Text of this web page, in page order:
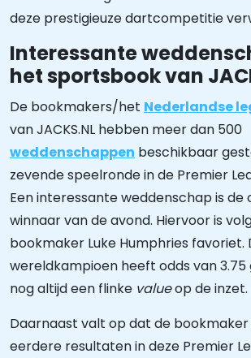
deze prestigieuze dartcompetitie
Interessante
het sportsbook van
De bookmakers/het Nederlandse
van JACKS.NL hebben meer dan 500
weddenschappen beschikbaar
zevende speelronde in de Premier
Een interessante weddenschap is
winnaar van de avond. Hiervoor is
bookmaker Luke Humphries favoriet.
wereldkampioen heeft odds van 3.75
nog altijd een flinke valueop de inzet.
Daarnaast valt op dat de
eerdere resultaten in deze Premier